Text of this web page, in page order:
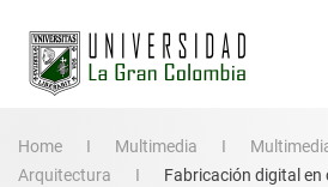
Home Multimedia
Arquitectura
Fabricación digital en